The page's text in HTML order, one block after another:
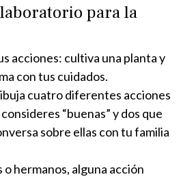
para la
acciones: cultiva una planta y
con tus cuidados.
cuatro diferentes acciones
“buenas” y dos que
sobre ellas con tu familia
o hermanos, alguna acción